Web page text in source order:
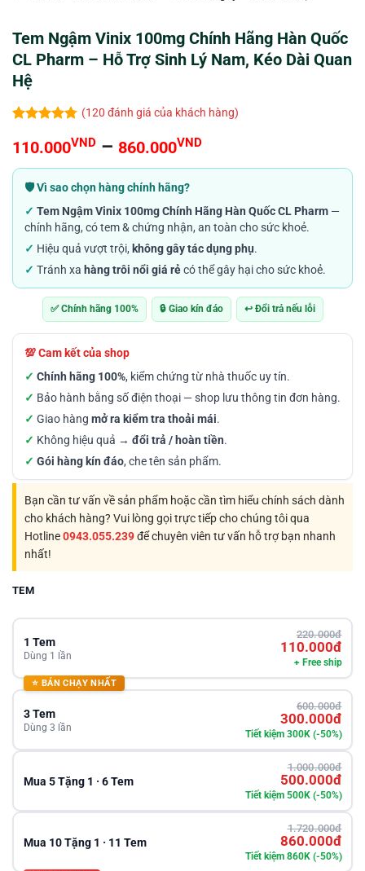
Tem Ngậm Vinix 100mg Chính Hãng Hàn Quốc
CL Pharm – Hỗ Trợ Sinh Lý Nam, Kéo Dài Quan
Hệ
dựa trên
(120 đánh giá của khách hàng)
110.000VND – 860.000VNDKhoảng
giá:
110.000VND
đến
860.000VND
🛡️ Vì sao chọn hàng chính hãng?
✓ Tem Ngậm Vinix 100mg Chính Hãng Hàn Quốc CL Pharm —
chính hãng, có tem & chứng nhận, an toàn cho sức khoẻ.
✓ Hiệu quả vượt trội, không gây tác dụng phụ.
✓ Tránh xa hàng trôi nổi giá rẻcó thể gây hại cho sức khoẻ.
✅ Chính hãng 100% 🔒 Giao kín đáo ↩️ Đổi trả nếu lỗi
💯 Cam kết của shop
✓ Chính hãng 100%, kiểm chứng từ nhà thuốc uy tín.
✓ Bảo hành bằng số điện thoại — shop lưu thông tin đơn hàng.
✓ Giao hàng mở ra kiểm tra thoải mái.
✓ Không hiệu quả → đổi trả / hoàn tiền.
✓ Gói hàng kín đáo, che tên sản phẩm.
Bạn cần tư vấn về sản phẩm hoặc cần tìm hiểu chính sách dành
cho khách hàng? Vui lòng gọi trực tiếp cho chúng tôi qua
Hotline0943.055.239để chuyên viên tư vấn hỗ trợ bạn nhanh
nhất!
TEM
1 Tem
Dùng 1 lần
220.000đ
110.000đ
+ Free ship
⭐ BÁN CHẠY NHẤT
3 Tem
Dùng 3 lần
600.000đ
300.000đ
Tiết kiệm 300K (-50%)
Mua 5 Tặng 1 · 6 Tem
1.000.000đ
500.000đ
Tiết kiệm 500K (-50%)
Mua 10 Tặng 1 · 11 Tem
1.720.000đ
860.000đ
Tiết kiệm 860K (-50%)